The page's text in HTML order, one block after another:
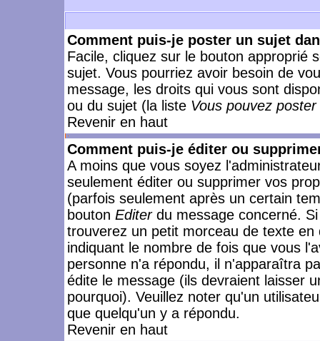
Comment puis-je poster un sujet
Facile, cliquez sur le bouton approprié
sujet. Vous pourriez avoir besoin de
message, les droits qui vous sont
ou du sujet (la liste Vous pouvez
Revenir en haut
Comment puis-je éditer ou
A moins que vous soyez
seulement éditer ou supprimer vos
(parfois seulement après un certain
bouton Editerdu message concerné.
trouverez un petit morceau de texte
indiquant le nombre de fois que vous
personne n'a répondu, il n'apparaîtra
édite le message (ils devraient laisser
pourquoi). Veuillez noter qu'un
que quelqu'un y a répondu.
Revenir en haut